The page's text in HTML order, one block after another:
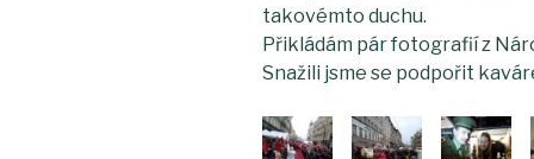
takovémto duchu.
Přikládám pár fotografií z
Snažili jsme se podpořit